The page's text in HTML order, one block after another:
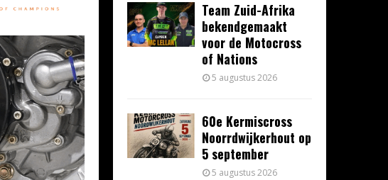
Team Zuid-Afrika
bekendgemaakt
voor de Motocross
of Nations
5 augustus 2026
60e Kermiscross
Noorrdwijkerhout op
5 september
5 augustus 2026